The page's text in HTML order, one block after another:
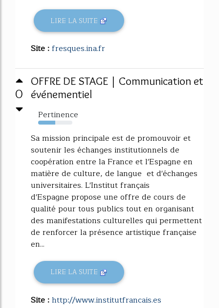
LIRE LA SUITE
Site :fresques.ina.fr
0
OFFRE DE STAGE | Communication et
événementiel
Pertinence
50%
Sa mission principale est de promouvoir et
soutenir les échanges institutionnels de
coopération entre la France et l'Espagne en
matière de culture, de langue et d'échanges
universitaires. L'Institut français
d'Espagne propose une offre de cours de
qualité pour tous publics tout en organisant
des manifestations culturelles qui permettent
de renforcer la présence artistique française
en...
LIRE LA SUITE
Site :http://www.institutfrancais.es